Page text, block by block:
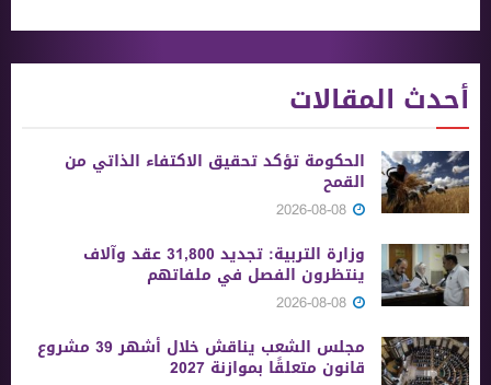
أحدث المقالات
الحكومة تؤكد تحقيق الاكتفاء الذاتي من
القمح
وزارة التربية: تجديد 31,800 عقد وآلاف
ينتظرون الفصل في ملفاتهم
مجلس الشعب يناقش خلال أشهر 39 مشروع
قانون متعلقًا بموازنة 2027